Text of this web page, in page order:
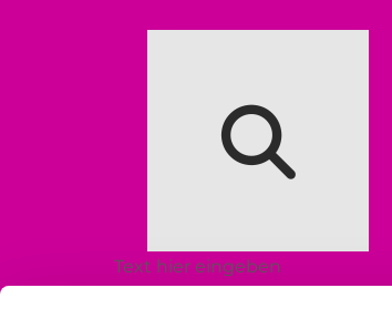
Text hier eingeben